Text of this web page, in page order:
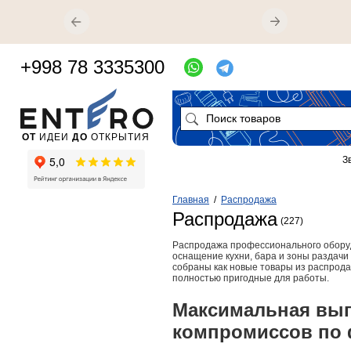
Главная / Распродажа
Распродажа (227)
Распродажа профессионального
оснащение кухни, бара и зоны
собраны как новые товары из
полностью пригодные для работы.
Максимальная
компромиссов по
ОТ ИДЕИ ДО ОТКРЫТИЯ
+998 78 3335300